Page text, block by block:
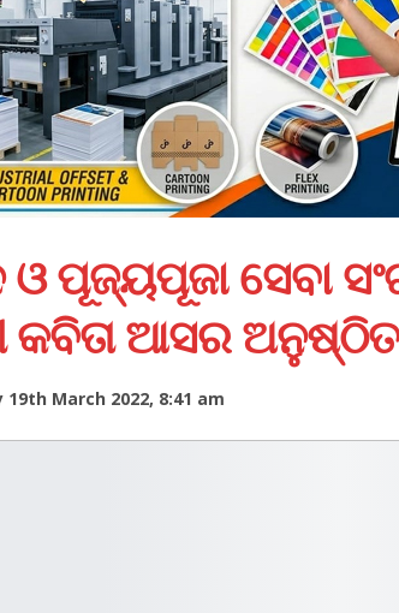
ଓ ପୂଜ୍ୟପୂଜା ସେବା
କବିତା ଆସର ଅନୁଷ୍ଠିତ
19th March 2022, 8:41 am